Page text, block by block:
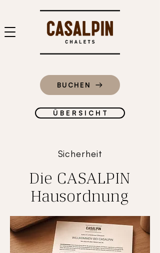
BUCHEN
Ü B E R S I C H T
Sicherheit
Die CASALPIN
Hausordnung